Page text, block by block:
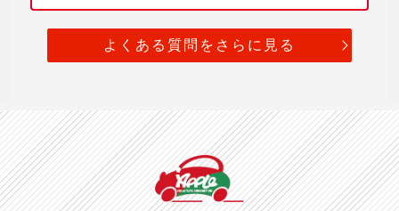
よくある質問をさらに見る